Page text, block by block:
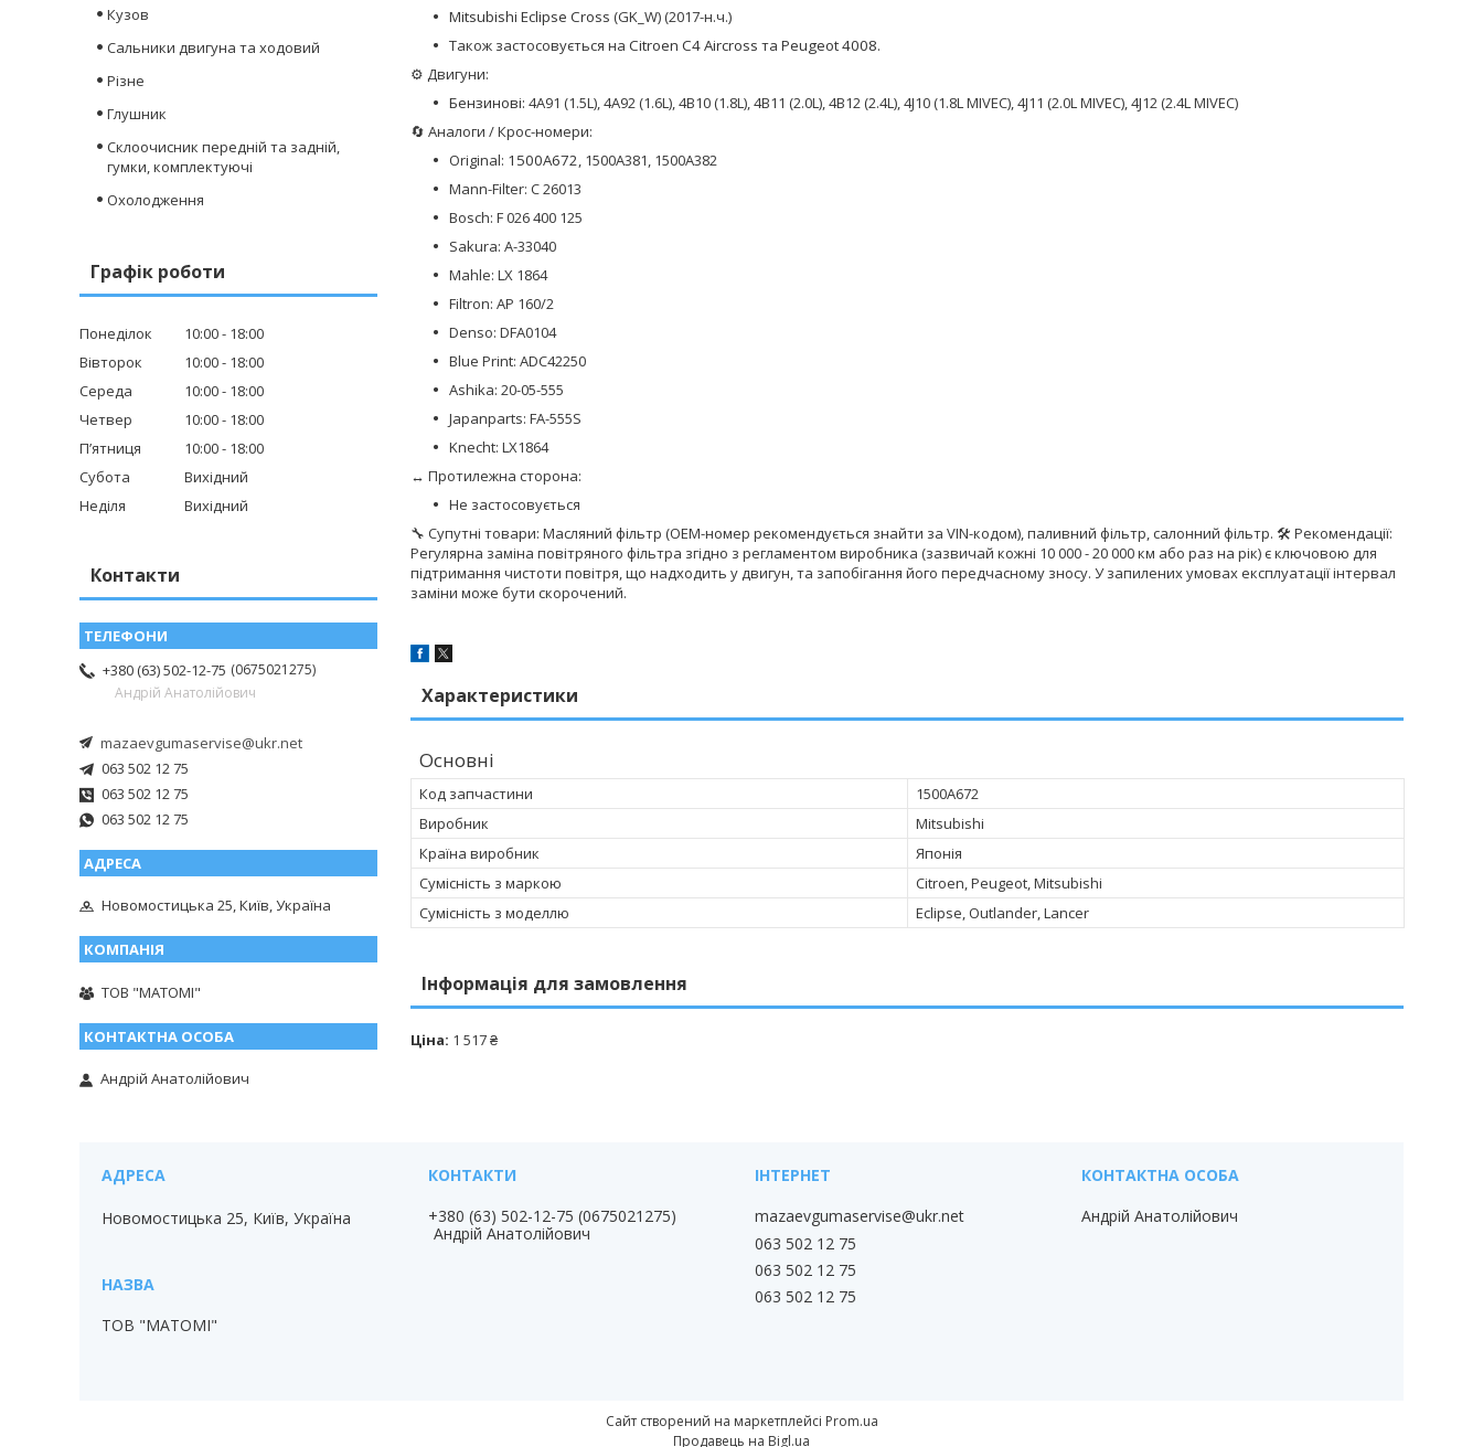
Mitsubishi Eclipse Cross (GK_W) (2017-н.ч.)
Також застосовується на Citroen C4 Aircross та Peugeot 4008.
⚙️ Двигуни:
Бензинові: 4A91 (1.5L), 4A92 (1.6L), 4B10 (1.8L), 4B11 (2.0L), 4B12 (2.4L), 4J10 (1.8L MIVEC), 4J11 (2.0L MIVEC), 4J12 (2.4L MIVEC)
🔄 Аналоги / Крос-номери:
Original: 1500A672, 1500A381, 1500A382
Mann-Filter: C 26013
Bosch: F 026 400 125
Sakura: A-33040
Mahle: LX 1864
Filtron: AP 160/2
Denso: DFA0104
Blue Print: ADC42250
Ashika: 20-05-555
Japanparts: FA-555S
Knecht: LX1864
↔ Протилежна сторона:
Не застосовується
🔧 Супутні товари: Масляний фільтр (OEM-номер рекомендується знайти за VIN-кодом), паливний фільтр, салонний фільтр. 🛠 Рекомендації:
Регулярна заміна повітряного фільтра згідно з регламентом виробника (зазвичай кожні 10 000 - 20 000 км або раз на рік) є ключовою для
підтримання чистоти повітря, що надходить у двигун, та запобігання його передчасному зносу. У запилених умовах експлуатації інтервал
заміни може бути скорочений.
Характеристики
Основні
Код запчастини
1500A672
Виробник
Mitsubishi
Країна виробник
Японія
Сумісність з маркою
Citroen, Peugeot, Mitsubishi
Сумісність з моделлю
Eclipse, Outlander, Lancer
Інформація для замовлення
Ціна: 1 517 ₴
Кузов
Сальники двигуна та ходовий
Різне
Глушник
Склоочисник передній та задній,
гумки, комплектуючі
Охолодження
Графік роботи
Понеділок 10:00
18:00
Вівторок
10:00
18:00
Середа
10:00
18:00
Четвер
10:00
18:00
Пʼятниця
10:00
18:00
Субота
Вихідний
Неділя
Вихідний
Контакти
+380 (63) 502-12-75 0675021275
Андрій Анатолійович
mazaevgumaservise@ukr.net
063 502 12 75
063 502 12 75
063 502 12 75
Новомостицька 25, Київ, Україна
ТОВ "МАТОМІ"
Андрій Анатолійович
Новомостицька 25, Київ, Україна
ТОВ "МАТОМІ"
+380 (63) 502-12-75 0675021275
Андрій Анатолійович
mazaevgumaservise@ukr.net
063 502 12 75
063 502 12 75
063 502 12 75
Андрій Анатолійович
Сайт створений на маркетплейсі Prom.ua
Продавець на Bigl.ua